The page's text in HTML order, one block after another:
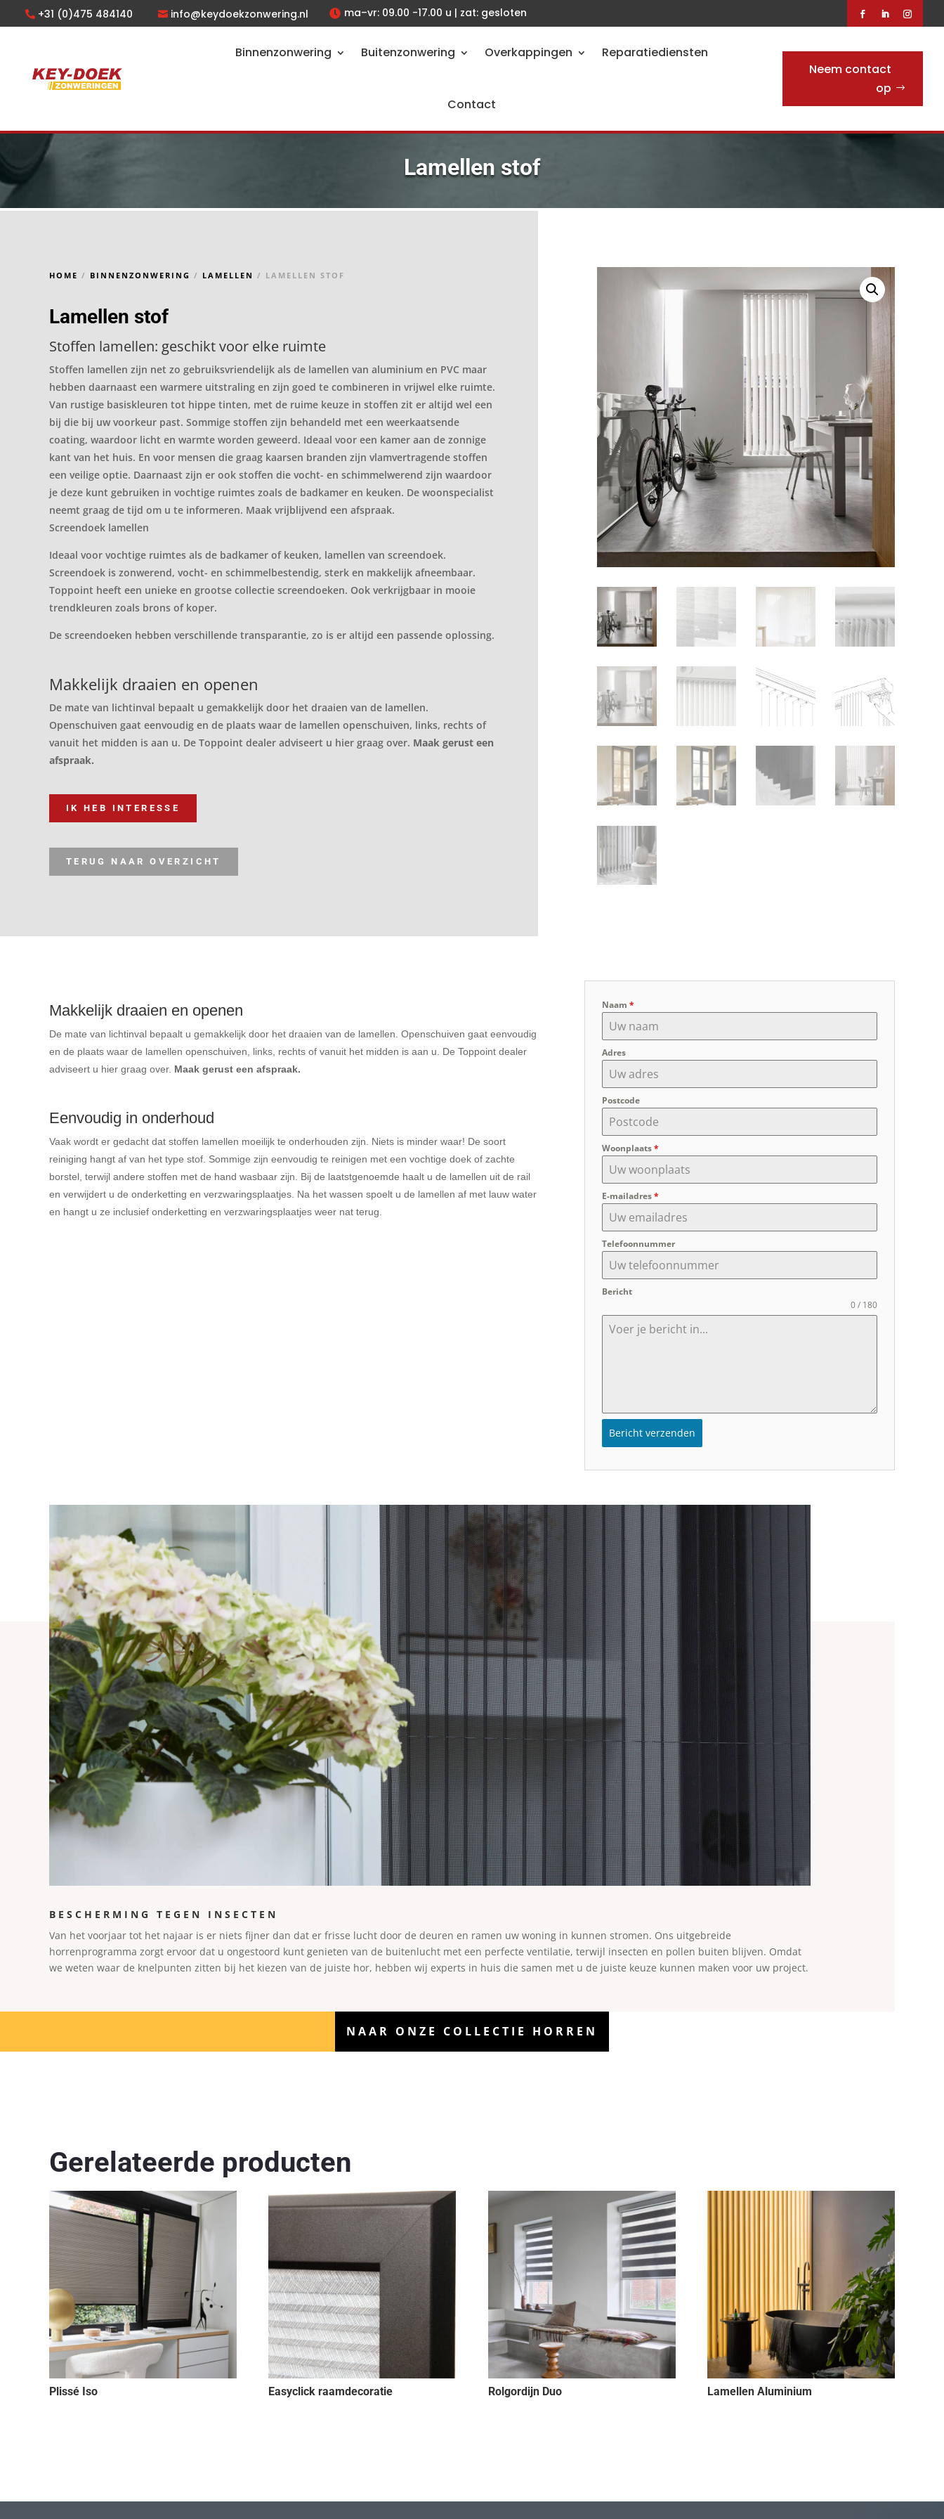
+31 (0)475 484140 info@keydoekzonwering.nl  ma–vr: 09.00 -17.00 u | zat: gesloten
Binnenzonwering Buitenzonwering Overkappingen Reparatiediensten
Contact
Neem contact
op
Lamellen stof
HOME / BINNENZONWERING / LAMELLEN / LAMELLEN STOF
Lamellen stof
Stoffen lamellen: geschikt voor elke ruimte
Stoffen lamellen zijn net zo gebruiksvriendelijk als de lamellen van aluminium en PVC maar
hebben daarnaast een warmere uitstraling en zijn goed te combineren in vrijwel elke ruimte.
Van rustige basiskleuren tot hippe tinten, met de ruime keuze in stoffen zit er altijd wel een
bij die bij uw voorkeur past. Sommige stoffen zijn behandeld met een weerkaatsende
coating, waardoor licht en warmte worden geweerd. Ideaal voor een kamer aan de zonnige
kant van het huis. En voor mensen die graag kaarsen branden zijn vlamvertragende stoffen
een veilige optie. Daarnaast zijn er ook stoffen die vocht- en schimmelwerend zijn waardoor
je deze kunt gebruiken in vochtige ruimtes zoals de badkamer en keuken. De woonspecialist
neemt graag de tijd om u te informeren. Maak vrijblijvend een afspraak.
Screendoek lamellen
Ideaal voor vochtige ruimtes als de badkamer of keuken, lamellen van screendoek.
Screendoek is zonwerend, vocht- en schimmelbestendig, sterk en makkelijk afneembaar.
Toppoint heeft een unieke en grootse collectie screendoeken. Ook verkrijgbaar in mooie
trendkleuren zoals brons of koper.
De screendoeken hebben verschillende transparantie, zo is er altijd een passende oplossing.
Makkelijk draaien en openen
De mate van lichtinval bepaalt u gemakkelijk door het draaien van de lamellen.
Openschuiven gaat eenvoudig en de plaats waar de lamellen openschuiven, links, rechts of
vanuit het midden is aan u. De Toppoint dealer adviseert u hier graag over. Maak gerust een
afspraak.
IK HEB INTERESSE
TERUG NAAR OVERZICHT
Makkelijk draaien en openen
De mate van lichtinval bepaalt u gemakkelijk door het draaien van de lamellen. Openschuiven gaat eenvoudig
en de plaats waar de lamellen openschuiven, links, rechts of vanuit het midden is aan u. De Toppoint dealer
adviseert u hier graag over. Maak gerust een afspraak.
Eenvoudig in onderhoud
Vaak wordt er gedacht dat stoffen lamellen moeilijk te onderhouden zijn. Niets is minder waar! De soort
reiniging hangt af van het type stof. Sommige zijn eenvoudig te reinigen met een vochtige doek of zachte
borstel, terwijl andere stoffen met de hand wasbaar zijn. Bij de laatstgenoemde haalt u de lamellen uit de rail
en verwijdert u de onderketting en verzwaringsplaatjes. Na het wassen spoelt u de lamellen af met lauw water
en hangt u ze inclusief onderketting en verzwaringsplaatjes weer nat terug.
Naam*
Adres
Postcode
Woonplaats*
E-mailadres*
Telefoonnummer
Bericht
0 / 180
Bericht verzenden
BESCHERMING TEGEN INSECTEN
Van het voorjaar tot het najaar is er niets fijner dan dat er frisse lucht door de deuren en ramen uw woning in kunnen stromen. Ons uitgebreide
horrenprogramma zorgt ervoor dat u ongestoord kunt genieten van de buitenlucht met een perfecte ventilatie, terwijl insecten en pollen buiten blijven. Omdat
we weten waar de knelpunten zitten bij het kiezen van de juiste hor, hebben wij experts in huis die samen met u de juiste keuze kunnen maken voor uw project.
NAAR ONZE COLLECTIE HORREN
Gerelateerde producten
Plissé Iso Easyclick raamdecoratie Rolgordijn Duo Lamellen Aluminium